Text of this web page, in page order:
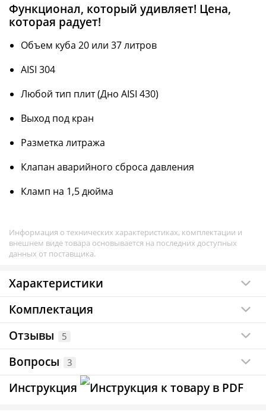
Функционал, который удивляет! Цена,
которая радует!
Объем куба 20 или 37 литров
AISI 304
Любой тип плит (Дно AISI 430)
Выход под кран
Разметка литража
Клапан аварийного сброса давления
Кламп на 1,5 дюйма
Информация о технических характеристиках, комплектации и
внешнем виде товара основывается на последних доступных
данных от поставщика.
Характеристики
Комплектация
Отзывы
5
Вопросы 3
Инструкция